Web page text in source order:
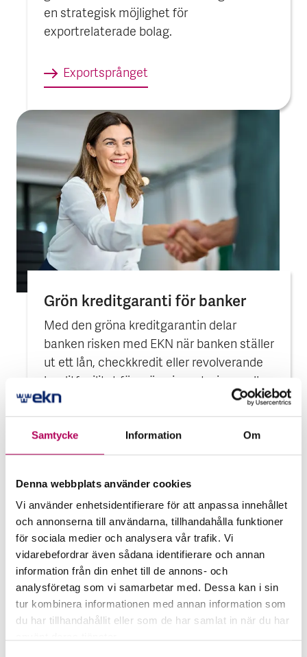
Samtycke Information Om
Denna webbplats använder cookies
Vi använder enhetsidentifierare för att anpassa innehållet
och annonserna till användarna, tillhandahålla funktioner
för sociala medier och analysera vår trafik. Vi
vidarebefordrar även sådana identifierare och annan
information från din enhet till de annons- och
analysföretag som vi samarbetar med. Dessa kan i sin
tur kombinera informationen med annan information som
du har tillhandahållit eller som de har samlat in när du har
en strategisk möjlighet för
exportrelaterade bolag.
Export­språnget
Grön kredit­garanti för banker
Med den gröna kreditgarantin delar
banken risken med EKN när banken ställer
ut ett lån, checkkredit eller revolverande
kreditfacilitet för gröna investeringar eller
verksamheter i Sverige.